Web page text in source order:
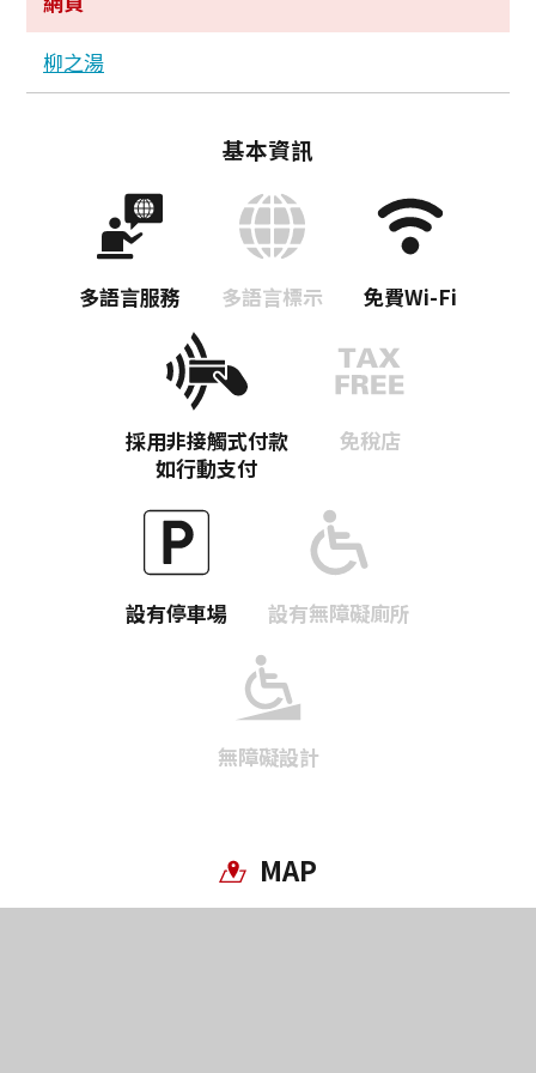
柳之湯
基本資訊
多語言服務 多語言標示 免費Wi-Fi
採用非接觸式付款
如行動支付
免稅店
設有停車場 設有無障礙廁所
無障礙設計
MAP
Facebook分享
複製連結